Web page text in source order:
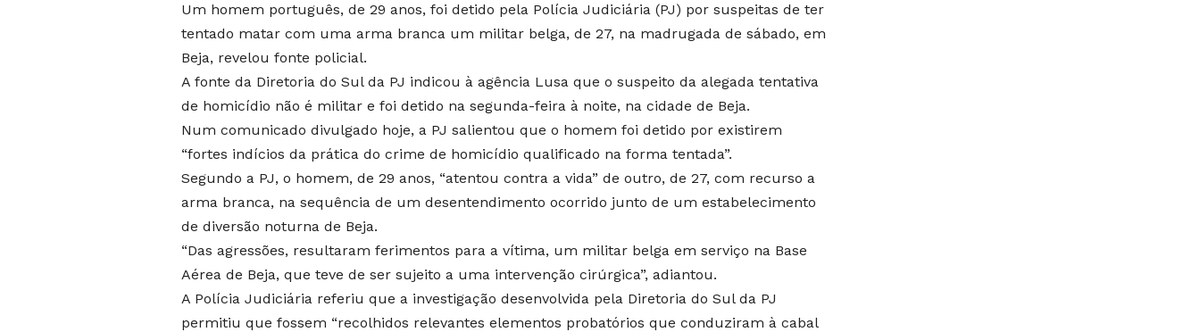
Um homem português, de 29 anos, foi detido pela Polícia Judiciária (PJ) por suspeitas de ter
tentado matar com uma arma branca um militar belga, de 27, na madrugada de sábado, em
Beja, revelou fonte policial.
A fonte da Diretoria do Sul da PJ indicou à agência Lusa que o suspeito da alegada tentativa
de homicídio não é militar e foi detido na segunda-feira à noite, na cidade de Beja.
Num comunicado divulgado hoje, a PJ salientou que o homem foi detido por existirem
“fortes indícios da prática do crime de homicídio qualificado na forma tentada”.
Segundo a PJ, o homem, de 29 anos, “atentou contra a vida” de outro, de 27, com recurso a
arma branca, na sequência de um desentendimento ocorrido junto de um estabelecimento
de diversão noturna de Beja.
“Das agressões, resultaram ferimentos para a vítima, um militar belga em serviço na Base
Aérea de Beja, que teve de ser sujeito a uma intervenção cirúrgica”, adiantou.
A Polícia Judiciária referiu que a investigação desenvolvida pela Diretoria do Sul da PJ
permitiu que fossem “recolhidos relevantes elementos probatórios que conduziram à cabal